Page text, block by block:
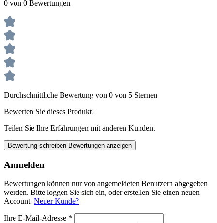
0 von 0 Bewertungen
Durchschnittliche Bewertung von 0 von 5 Sternen
Bewerten Sie dieses Produkt!
Teilen Sie Ihre Erfahrungen mit anderen Kunden.
Bewertung schreiben Bewertungen anzeigen
Anmelden
Bewertungen können nur von angemeldeten Benutzern abgegeben
werden. Bitte loggen Sie sich ein, oder erstellen Sie einen neuen
Account. Neuer Kunde?
Ihre E-Mail-Adresse *